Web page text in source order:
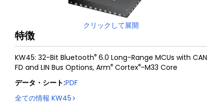
クリックして展開
特徴
KW45: 32-Bit Bluetooth® 6.0 Long-Range MCUs with CAN
FD and LIN Bus Options, Arm® Cortex®-M33 Core
データ・シート:PDF
全ての情報 KW45